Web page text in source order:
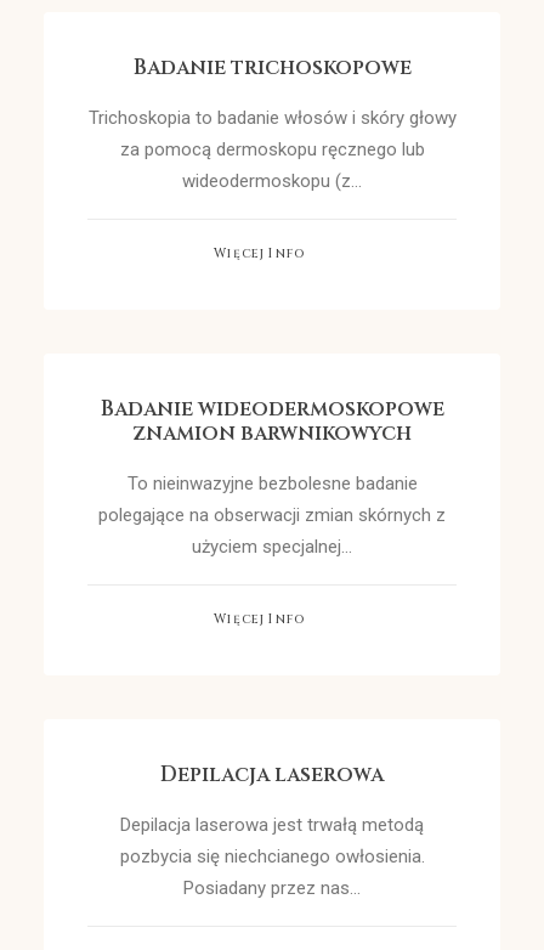
Badanie trichoskopowe
Trichoskopia to badanie włosów i skóry głowy
za pomocą dermoskopu ręcznego lub
wideodermoskopu (z…
Więcej Info
Badanie wideodermoskopowe
znamion barwnikowych
To nieinwazyjne bezbolesne badanie
polegające na obserwacji zmian skórnych z
użyciem specjalnej…
Więcej Info
Depilacja laserowa
Depilacja laserowa jest trwałą metodą
pozbycia się niechcianego owłosienia.
Posiadany przez nas…